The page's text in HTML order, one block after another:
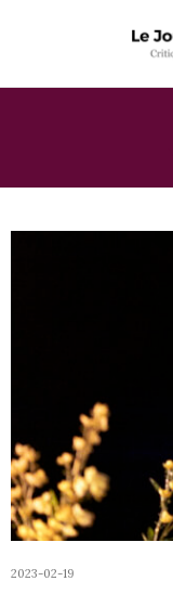
2023-02-19